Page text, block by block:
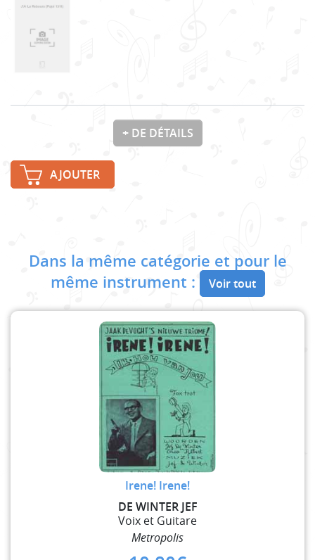
+ DE DÉTAILS
AJOUTER
Dans la même catégorie et pour le
même instrument :
Voir tout
Irene! Irene!
DE WINTER JEF
Voix et Guitare
Metropolis